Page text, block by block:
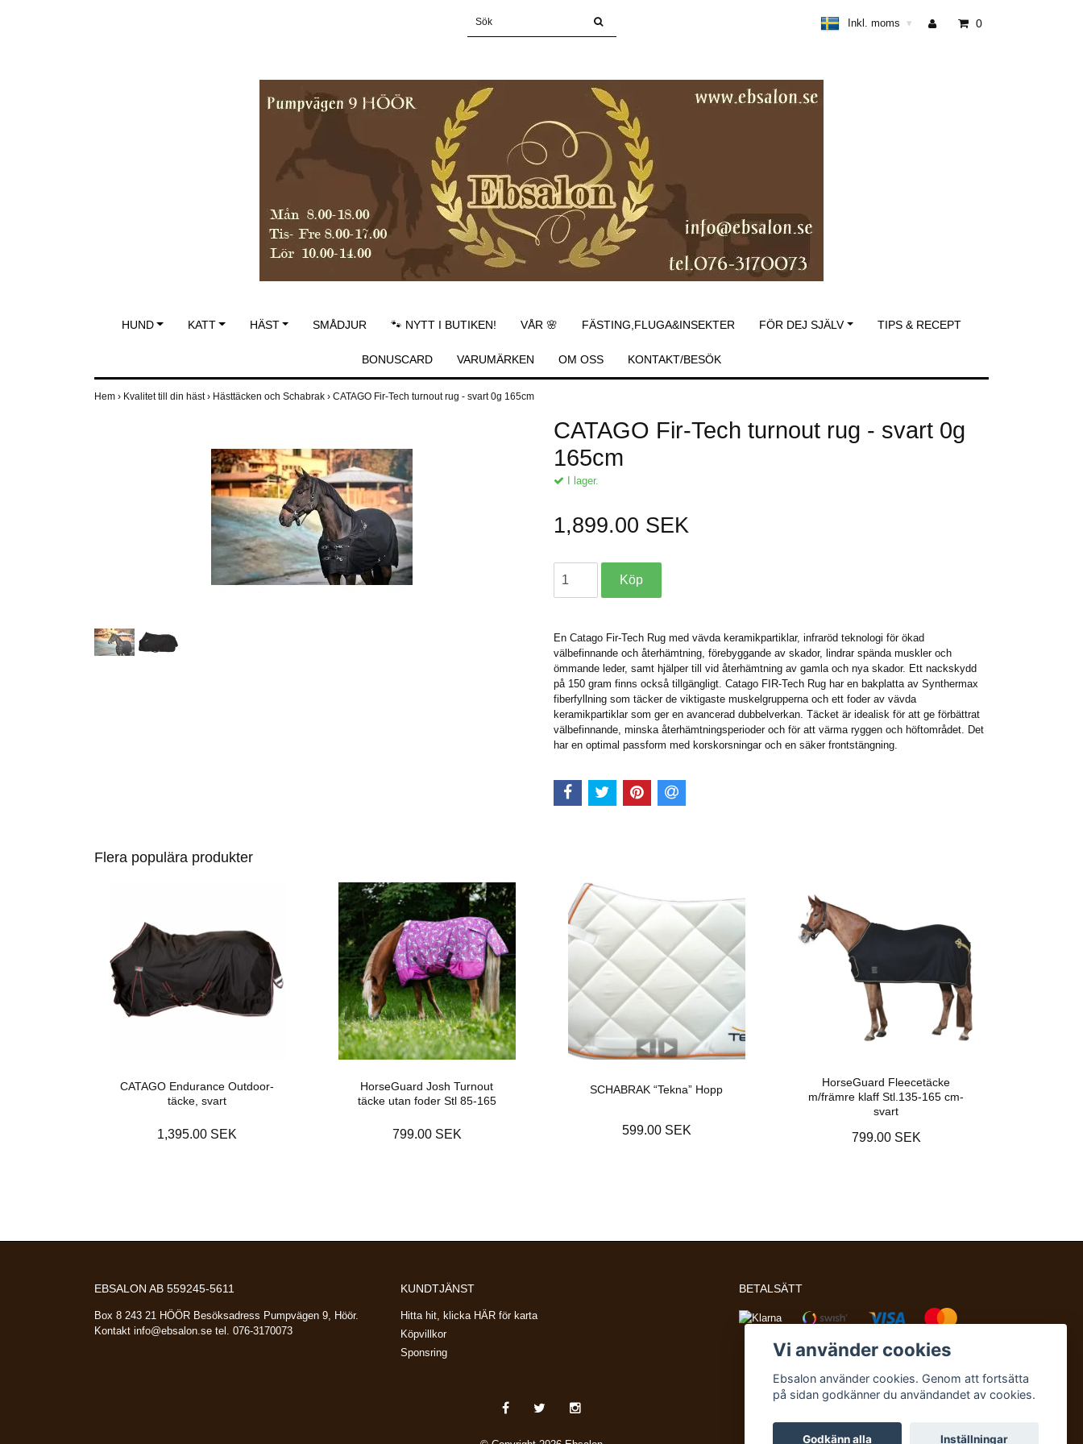
Inkl. moms ▾ 0
HUND KATT HÄST SMÅDJUR 🐾 NYTT I BUTIKEN! VÅR 🌸 FÄSTING,FLUGA&INSEKTER FÖR DEJ SJÄLV TIPS & RECEPT
BONUSCARD VARUMÄRKEN OM OSS KONTAKT/BESÖK
Hem › Kvalitet till din häst› Hästtäcken och Schabrak › CATAGO Fir-Tech turnout rug - svart 0g 165cm
CATAGO Fir-Tech turnout rug - svart 0g
165cm
I lager.
1,899.00 SEK
En Catago Fir-Tech Rug med vävda keramikpartiklar, infraröd teknologi för ökad
välbefinnande och återhämtning, förebyggande av skador, lindrar spända muskler och
ömmande leder, samt hjälper till vid återhämtning av gamla och nya skador. Ett nackskydd
på 150 gram finns också tillgängligt. Catago FIR-Tech Rug har en bakplatta av Synthermax
fiberfyllning som täcker de viktigaste muskelgrupperna och ett foder av vävda
keramikpartiklar som ger en avancerad dubbelverkan. Täcket är idealisk för att ge förbättrat
välbefinnande, minska återhämtningsperioder och för att värma ryggen och höftområdet. Det
har en optimal passform med korskorsningar och en säker frontstängning.
Flera populära produkter
CATAGO Endurance Outdoor-
täcke, svart
1,395.00 SEK
HorseGuard Josh Turnout
täcke utan foder Stl 85-165
799.00 SEK
SCHABRAK “Tekna” Hopp
599.00 SEK
HorseGuard Fleecetäcke
m/främre klaff Stl.135-165 cm-
svart
799.00 SEK
EBSALON AB 559245-5611
Box 8 243 21 HÖÖR Besöksadress Pumpvägen 9, Höör.
Kontakt info@ebsalon.se tel. 076-3170073
KUNDTJÄNST
Hitta hit, klicka HÄR för karta
Köpvillkor
Sponsring
BETALSÄTT
Vi använder cookies
Ebsalon använder cookies. Genom att fortsätta
på sidan godkänner du användandet av cookies.
Godkänn alla Inställningar